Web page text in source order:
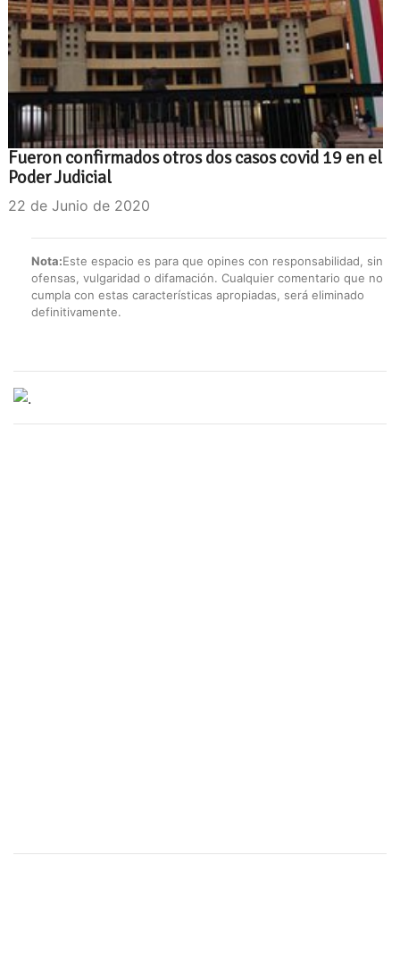
Fueron confirmados otros dos casos covid 19 en el
Poder Judicial
22 de Junio de 2020
Nota:Este espacio es para que opines con responsabilidad, sin
ofensas, vulgaridad o difamación. Cualquier comentario que no
cumpla con estas características apropiadas, será eliminado
definitivamente.